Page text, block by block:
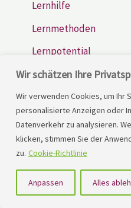
Wir schätzen Ihre
Wir verwenden Cookies, um Ihr
personalisierte Anzeigen oder
Datenverkehr zu analysieren.
klicken, stimmen Sie der
zu. Cookie-Richtlinie
Anpassen Alles
Lernhilfe
Lernmethoden
Lernpotential
Lernschwierigkeiten
Lernstrategien
Lerntherapie
Leseschwierigkeiten
Rechenschwierigkeiten